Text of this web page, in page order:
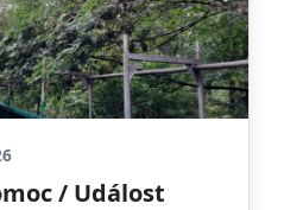
/ Událost